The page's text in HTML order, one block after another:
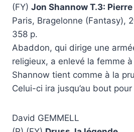
(FY) Jon Shannow T.3:
Paris, Bragelonne (Fantasy),
358 p.
Abaddon, qui dirige une
religieux, a enlevé la femme
Shannow tient comme à la
Celui-ci ira jusqu’au bout
David GEMMELL